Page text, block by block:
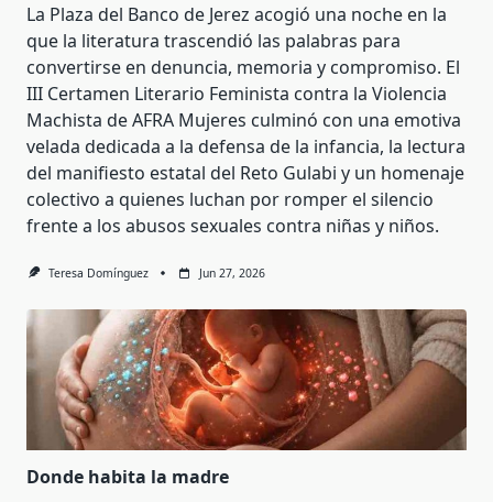
La Plaza del Banco de Jerez acogió una noche en la
que la literatura trascendió las palabras para
convertirse en denuncia, memoria y compromiso. El
III Certamen Literario Feminista contra la Violencia
Machista de AFRA Mujeres culminó con una emotiva
velada dedicada a la defensa de la infancia, la lectura
del manifiesto estatal del Reto Gulabi y un homenaje
colectivo a quienes luchan por romper el silencio
frente a los abusos sexuales contra niñas y niños.
Teresa Domínguez Jun 27, 2026
Donde habita la madre